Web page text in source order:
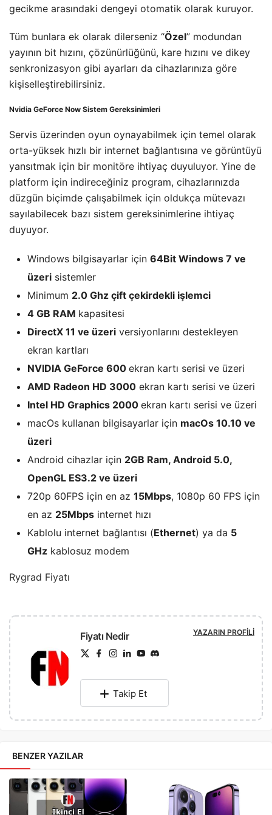
gecikme arasındaki dengeyi otomatik olarak kuruyor.
Tüm bunlara ek olarak dilerseniz “Özel” modundan
yayının bit hızını, çözünürlüğünü, kare hızını ve dikey
senkronizasyon gibi ayarları da cihazlarınıza göre
kişiselleştirebilirsiniz.
Nvidia GeForce Now Sistem Gereksinimleri
Servis üzerinden oyun oynayabilmek için temel olarak
orta-yüksek hızlı bir internet bağlantısına ve görüntüyü
yansıtmak için bir monitöre ihtiyaç duyuluyor. Yine de
platform için indireceğiniz program, cihazlarınızda
düzgün biçimde çalışabilmek için oldukça mütevazı
sayılabilecek bazı sistem gereksinimlerine ihtiyaç
duyuyor.
Windows bilgisayarlar için 64Bit Windows 7 ve
üzeri sistemler
Minimum 2.0 Ghz çift çekirdekli işlemci
4 GB RAM kapasitesi
DirectX 11 ve üzeri versiyonlarını destekleyen
ekran kartları
NVIDIA GeForce 600 ekran kartı serisi ve üzeri
AMD Radeon HD 3000 ekran kartı serisi ve üzeri
Intel HD Graphics 2000 ekran kartı serisi ve üzeri
macOs kullanan bilgisayarlar için macOs 10.10 ve
üzeri
Android cihazlar için 2GB Ram, Android 5.0,
OpenGL ES3.2 ve üzeri
720p 60FPS için en az 15Mbps, 1080p 60 FPS için
en az 25Mbps internet hızı
Kablolu internet bağlantısı (Ethernet) ya da 5
GHz kablosuz modem
Rygrad Fiyatı
Fiyatı Nedir YAZARIN PROFILI
Takip Et
BENZER YAZILAR